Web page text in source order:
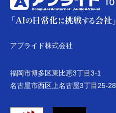
アプライド株式会社
福岡市博多区東比恵3丁目3-1
名古屋市西区上名古屋3丁目25-28